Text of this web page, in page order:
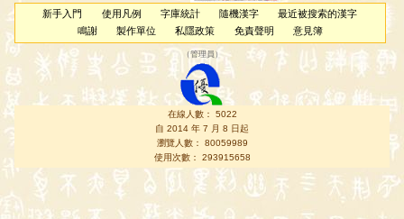
新手入門 使用凡例 字庫統計 隨機漢字
最近被搜索的漢字
鳴謝
製作單位 私隱政策 免責聲明 意見簿
（管理員 ）
在線人數： 5022
自 2014 年 7 月 8 日起
瀏覽人數： 80059989
使用次數： 293915658